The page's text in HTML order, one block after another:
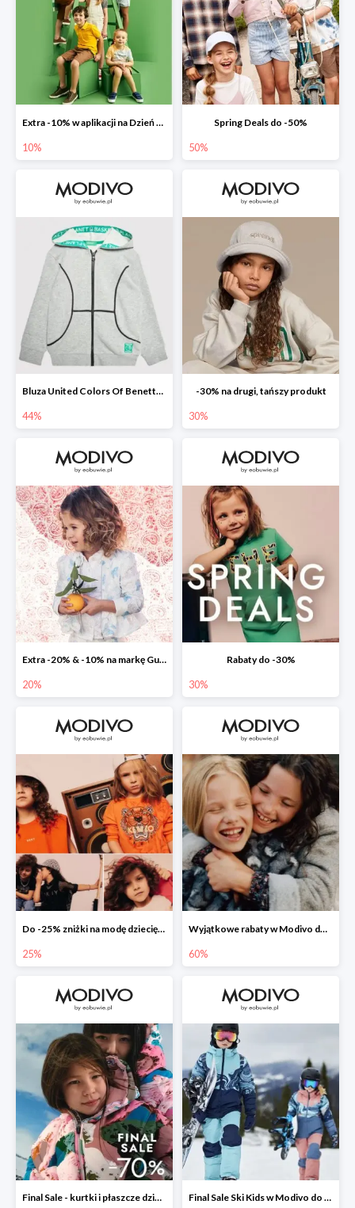
Extra -10% w aplikacji na Dzień Dziecka
10%
Spring Deals do -50%
50%
Bluza United Colors Of Benetton -44%
44%
-30% na drugi, tańszy produkt
30%
Extra -20% & -10% na markę Guess
20%
Rabaty do -30%
30%
Do -25% zniżki na modę dziecięcą 👧🏼👦🏼
25%
Wyjątkowe rabaty w Modivo do -70%
60%
Final Sale - kurtki i płaszcze dziecięce w Modivo do -70% Final Sale Ski Kids w Modivo do -70%